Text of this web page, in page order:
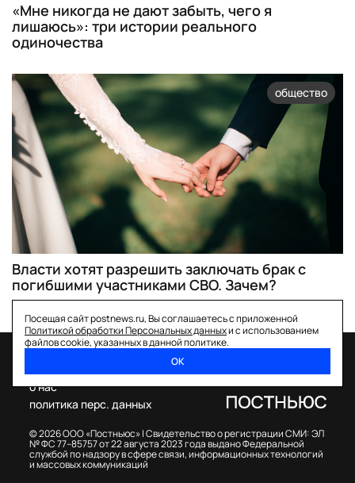
«Мне никогда не дают забыть, чего я
лишаюсь»: три истории реального
одиночества
общество
Власти хотят разрешить заключать брак с
погибшими участниками СВО. Зачем?
Посещая сайт postnews.ru, Вы соглашаетесь с приложенной
Политикой обработки Персональных данныхи с использованием
файлов cookie, указанных в данной политике.
ОК
© 2026 ООО «Постньюс» |Свидетельство о регистрации СМИ: ЭЛ
№ ФС 77–85757 от 22 августа 2023 года выдано Федеральной
службой по надзору в сфере связи, информационных технологий
и массовых коммуникаций
о нас
политика перс. данных